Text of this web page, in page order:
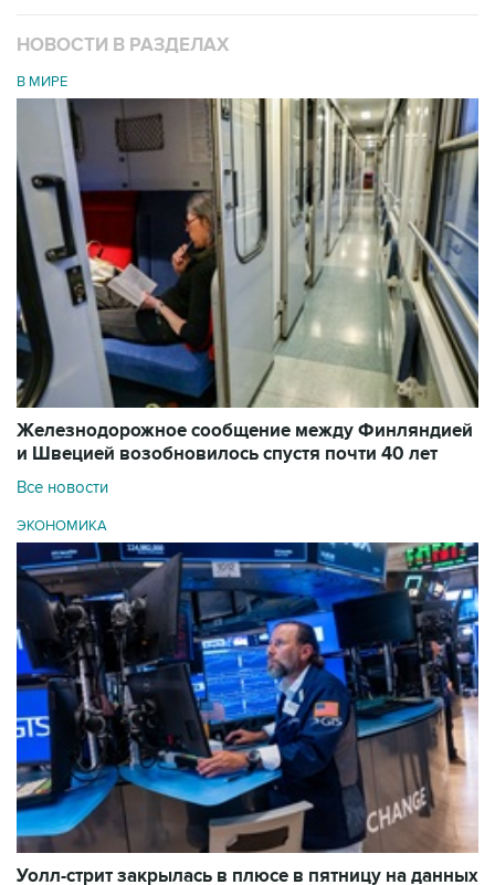
НОВОСТИ В РАЗДЕЛАХ
В МИРЕ
Железнодорожное сообщение между Финляндией
и Швецией возобновилось спустя почти 40 лет
Все новости
ЭКОНОМИКА
Уолл-стрит закрылась в плюсе в пятницу на данных